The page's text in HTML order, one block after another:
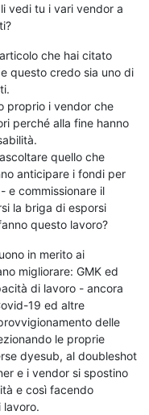
vedi tu i vari vendor a
che hai citato
questo credo sia uno di
proprio i vendor che
perché alla fine hanno
quello che
anticipare i fondi per
e commissionare il
la briga di esporsi
questo lavoro?
in merito ai
migliorare: GMK ed
di lavoro - ancora
19 ed altre
delle
le proprie
dyesub, al doubleshot
e i vendor si spostino
e così facendo
lavoro.